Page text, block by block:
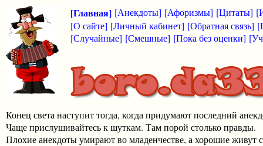
[Главная] [Анекдоты] [Афоризмы] [Цитаты]
[О сайте] [Личный кабинет] [Обратная связь]
[Случайные] [Смешные] [Пока без оценки]
Конец света наступит тогда, когда придумают последний
Чаще прислушивайтесь к шуткам. Там порой столько правды.
Плохие анекдоты умирают во младенчестве, а хорошие живут